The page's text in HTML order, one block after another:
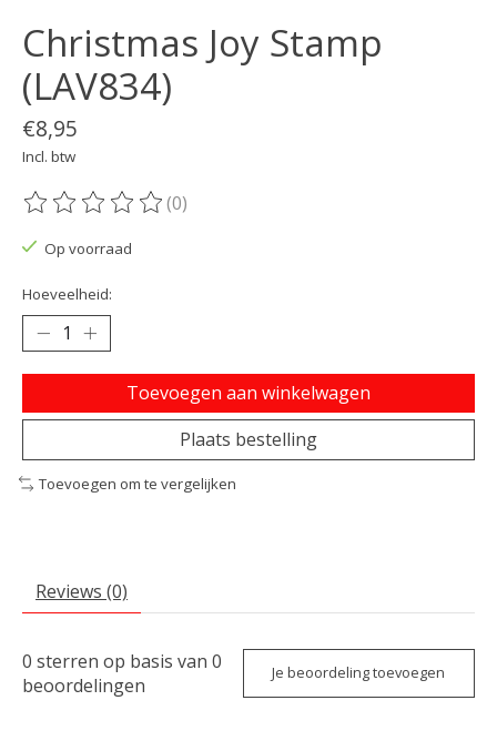
Christmas Joy Stamp
(LAV834)
€8,95
Incl. btw
De beoordeling van dit product is
(0)
Op voorraad
Hoeveelheid:
Toevoegen aan winkelwagen
Plaats bestelling
Toevoegen om te vergelijken
Reviews (0)
0 sterren op basis van 0
beoordelingen
Je beoordeling toevoegen